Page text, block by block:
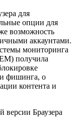
для
опции для
возможность
аккаунтами.
мониторинга
получила
фишинга, о
контента и
Браузера